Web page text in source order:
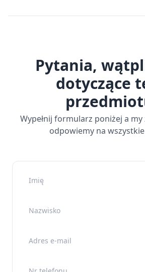
Pytania,
dotyczące
Wypełnij formularz poniżej a
odpowiemy na
Nazwisko
Adres e-mail
Nr telefonu